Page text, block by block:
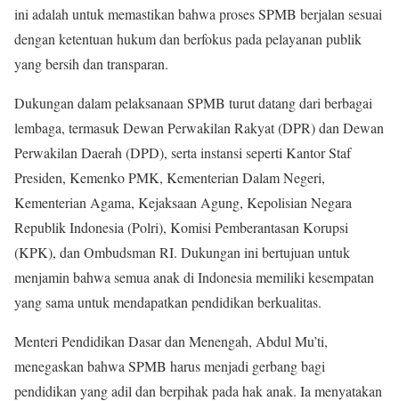
ini adalah untuk memastikan bahwa proses SPMB berjalan sesuai
dengan ketentuan hukum dan berfokus pada pelayanan publik
yang bersih dan transparan.
Dukungan dalam pelaksanaan SPMB turut datang dari berbagai
lembaga, termasuk Dewan Perwakilan Rakyat (DPR) dan Dewan
Perwakilan Daerah (DPD), serta instansi seperti Kantor Staf
Presiden, Kemenko PMK, Kementerian Dalam Negeri,
Kementerian Agama, Kejaksaan Agung, Kepolisian Negara
Republik Indonesia (Polri), Komisi Pemberantasan Korupsi
(KPK), dan Ombudsman RI. Dukungan ini bertujuan untuk
menjamin bahwa semua anak di Indonesia memiliki kesempatan
yang sama untuk mendapatkan pendidikan berkualitas.
Menteri Pendidikan Dasar dan Menengah, Abdul Mu’ti,
menegaskan bahwa SPMB harus menjadi gerbang bagi
pendidikan yang adil dan berpihak pada hak anak. Ia menyatakan